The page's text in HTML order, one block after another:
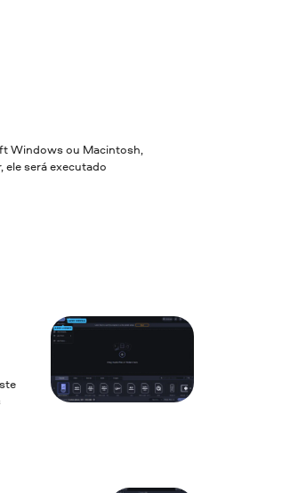
Windows ou Macintosh,
será executado